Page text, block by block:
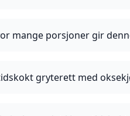
mange porsjoner gir
gryterett med